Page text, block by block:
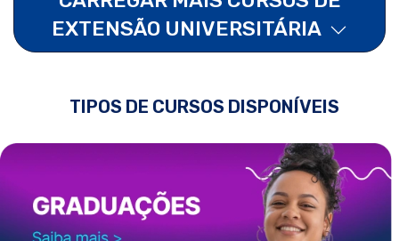
EXTENSÃO UNIVERSITÁRIA
TIPOS DE CURSOS DISPONÍVEIS